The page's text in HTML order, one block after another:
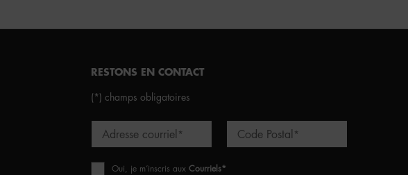
RESTONS EN CONTACT
(*) champs obligatoires
Adresse courriel * Code Postal *
Oui, je m’inscris aux Courriels*